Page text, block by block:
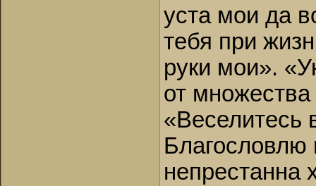
уста мои да
тебя при
руки мои».
от
«Веселитесь
Благословлю
непрестанна